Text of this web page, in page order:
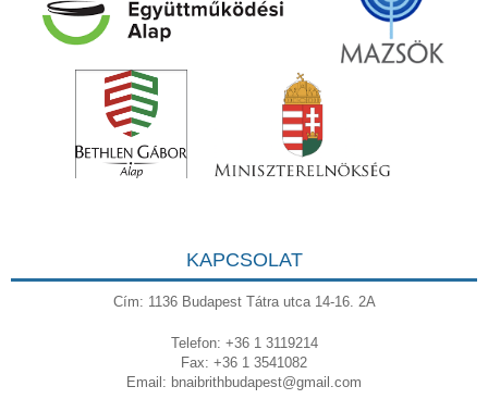
KAPCSOLAT
Cím: 1136 Budapest Tátra utca 14-16. 2A
Telefon: +36 1 3119214
Fax: +36 1 3541082
Email: bnaibrithbudapest@gmail.com